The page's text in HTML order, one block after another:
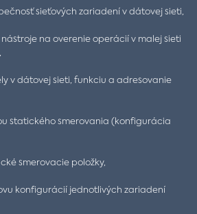
sieťových zariadení v dátovej sieti,
na overenie operácií v malej sieti
v dátovej sieti, funkciu a adresovanie
statického smerovania (konfigurácia
smerovacie položky,
konfigurácií jednotlivých zariadení